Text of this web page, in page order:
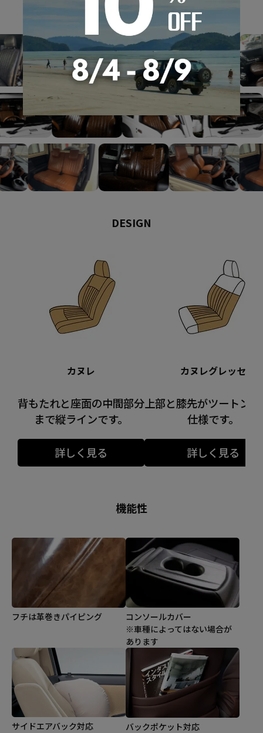
DESIGN
カヌレ
背もたれと座面の中間部分
まで縦ラインです。
詳しく見る
カヌレグレッセ
上部と膝先がツートン
仕様です。
詳しく見る
機能性
フチは革巻きパイピング
コンソールカバー
※車種によってはない場合が
あります
サイドエアバック対応 バックポケット対応